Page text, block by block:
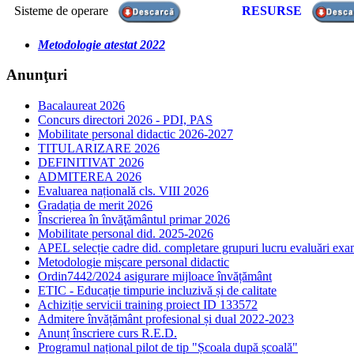
Sisteme de operare RESURSE
Metodologie atestat 2022
Anunţuri
Bacalaureat 2026
Concurs directori 2026 - PDI, PAS
Mobilitate personal didactic 2026-2027
TITULARIZARE 2026
DEFINITIVAT 2026
ADMITEREA 2026
Evaluarea națională cls. VIII 2026
Gradația de merit 2026
Înscrierea în învăţământul primar 2026
Mobilitate personal did. 2025-2026
APEL selecție cadre did. completare grupuri lucru evaluări
Metodologie mișcare personal didactic
Ordin7442/2024 asigurare mijloace învățământ
ETIC - Educație timpurie incluzivă și de calitate
Achiziție servicii training proiect ID 133572
Admitere învățământ profesional și dual 2022-2023
Anunț înscriere curs R.E.D.
Programul național pilot de tip "Școala după școală"